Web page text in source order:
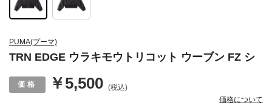
PUMA(プーマ)
TRN EDGE ウラキモウトリコット ウーブン FZ シ
￥5,500 (税込)
価格について